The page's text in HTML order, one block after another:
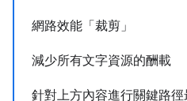
網路效能「裁剪」
減少所有文字資源的酬載
針對上方內容進行關鍵路